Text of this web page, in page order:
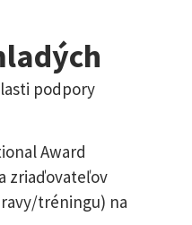
podpory
Award
zriaďovateľov
tréningu) na